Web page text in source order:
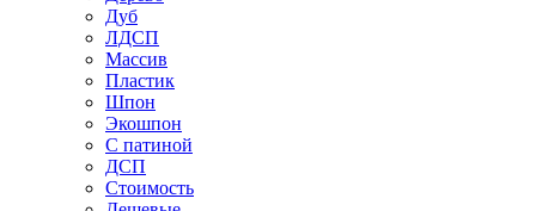
Дуб
ЛДСП
Массив
Пластик
Шпон
Экошпон
С патиной
ДСП
Стоимость